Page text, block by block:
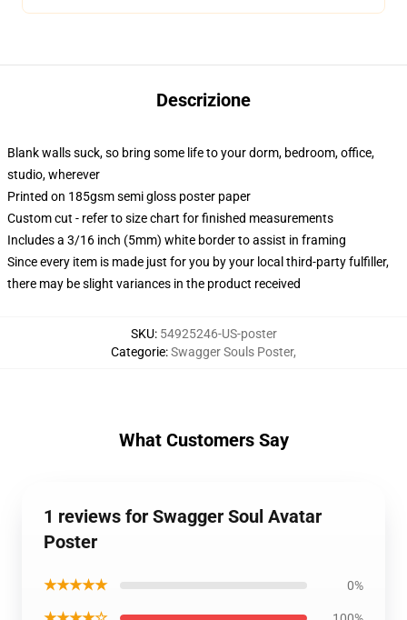
Descrizione
Blank walls suck, so bring some life to your dorm, bedroom, office,
studio, wherever
Printed on 185gsm semi gloss poster paper
Custom cut - refer to size chart for finished measurements
Includes a 3/16 inch (5mm) white border to assist in framing
Since every item is made just for you by your local third-party fulfiller,
there may be slight variances in the product received
SKU: 54925246-US-poster
Categorie:Swagger Souls Poster,
What Customers Say
1 reviews for Swagger Soul Avatar
Poster
★★★★★ 0%